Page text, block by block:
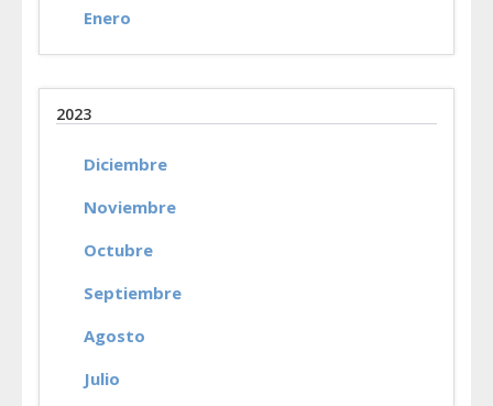
Enero
2023
Diciembre
Noviembre
Octubre
Septiembre
Agosto
Julio